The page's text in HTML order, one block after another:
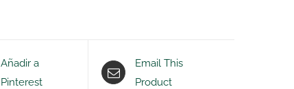
Añadir a
Pinterest
Email This
Product